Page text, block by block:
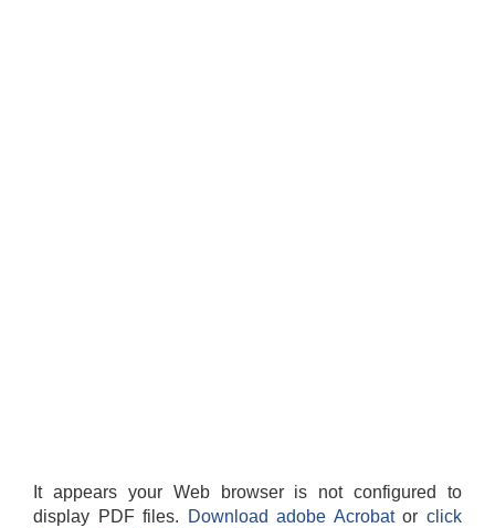
It appears your Web browser is not configured to
display PDF files.
Download adobe Acrobatorclick